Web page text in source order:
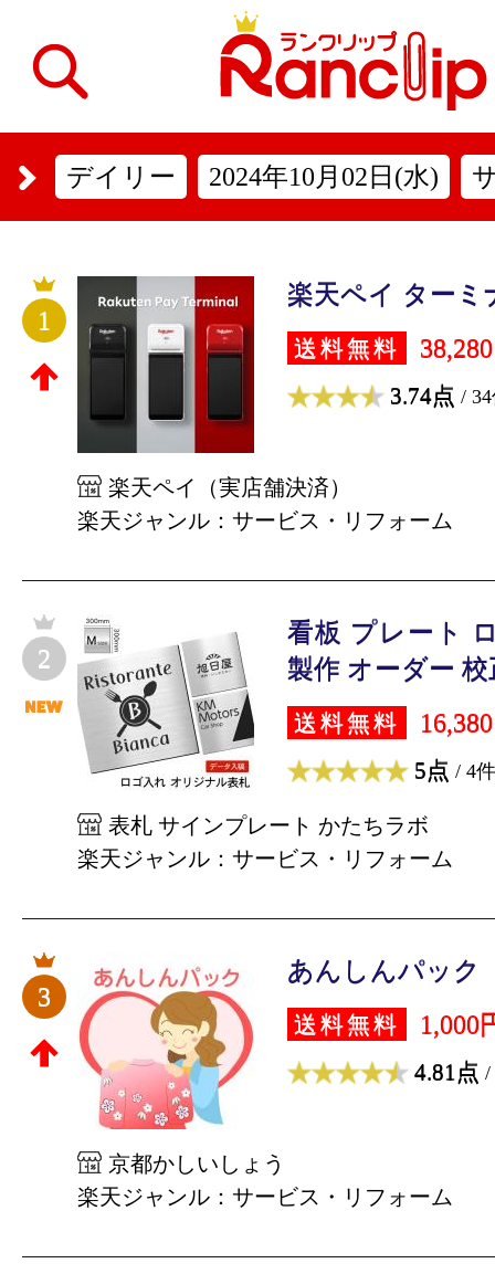
デイリー 2024年10月02日(水)
1
楽天ペイ ターミ
送料無料
3.74点 /
楽天ペイ（実店舗決済）
楽天ジャンル：サービス・リフォーム
2
看板 プレート
製作 オーダー 校
送料無料
5点 / 4件
表札 サインプレート かたちラボ
楽天ジャンル：サービス・リフォーム
3
あんしんパック
送料無料 1,000
4.81点 /
京都かしいしょう
楽天ジャンル：サービス・リフォーム